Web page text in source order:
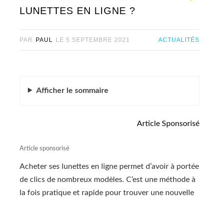
LUNETTES EN LIGNE ?
PAR PAUL LE 5 SEPTEMBRE 2021 ACTUALITÉS
Afficher le sommaire
Articlе Spоnsоrisé
Acheter ses lunettes en ligne permet d’avoir à portée
de clics de nombreux modèles. C’est une méthode à
la fois pratique et rapide pour trouver une nouvelle